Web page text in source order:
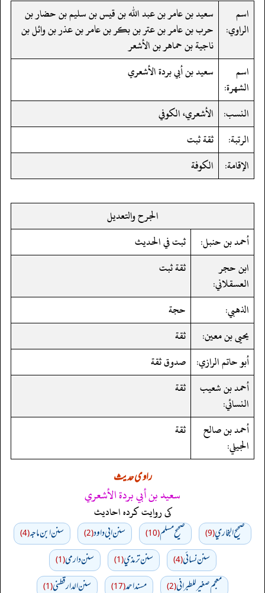
اسم
الراوي:
سعيد بن عامر بن عبد الله بن قيس بن سليم بن حضار بن
حرب بن عامر بن عتر بن بكر بن عامر بن عذر بن وائل بن
ناجية بن حماهر بن الأشعر
اسم
الشهرة:
سعيد بن أبي بردة الأشعري
النسب: الأشعري، الكوفي
الرتبة:
ثقة ثبت
الإقامة:
الكوفة
الجرح والتعديل
أحمد بن حنبل:
ثبت في الحديث
ابن حجر
العسقلاني:
ثقة ثبت
الذهبي:
حجة
يحيى بن معين:
ثقة
أبو حاتم الرازي: صدوق ثقة
أحمد بن شعيب
النسائي:
ثقة
أحمد بن صالح
الجيلي:
ثقة
راوی حدیث
سعيد بن أبي بردة الأشعري
کی روایت کردہ احادیث
صحيح البخاري(9) صحيح مسلم(10) سنن ابي داود(2) سنن ابن ماجه(4)
سنن نسائي(4) سنن ترمذي(1) سنن دارمي(1)
معجم صغير للطبراني(2) مسند احمد(17) سنن الدارقطني(1)